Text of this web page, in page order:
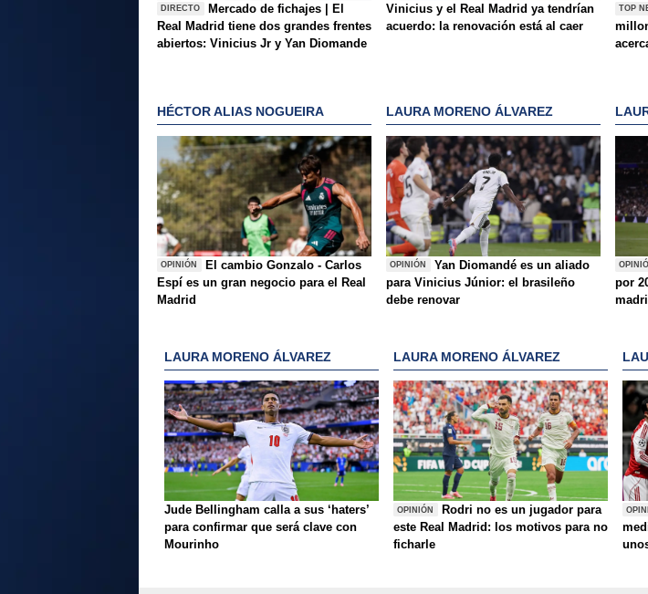
DIRECTO
Mercado de fichajes | El
Real Madrid tiene dos grandes frentes
abiertos: Vinicius Jr y Yan Diomande
Vinicius y el Real Madrid ya tendrían
acuerdo: la renovación está al caer
TOP
HÉCTOR ALIAS NOGUEIRA
OPINIÓN
El cambio Gonzalo - Carlos
Espí es un gran negocio para el Real
Madrid
LAURA MORENO ÁLVAREZ
OPINIÓN
Yan Diomandé es un aliado
para Vinicius Júnior: el brasileño
debe renovar
por
LAURA MORENO ÁLVAREZ
Jude Bellingham calla a sus ‘haters’
para confirmar que será clave con
Mourinho
LAURA MORENO ÁLVAREZ
OPINIÓN
Rodri no es un jugador para
este Real Madrid: los motivos para no
ficharle